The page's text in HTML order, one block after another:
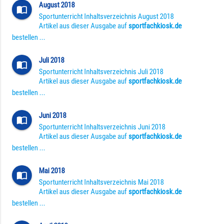
import_contacts
August 2018
Sportunterricht Inhaltsverzeichnis August 2018
Artikel aus dieser Ausgabe aufsportfachkiosk.de
bestellen ...
import_contacts
Juli 2018
Sportunterricht Inhaltsverzeichnis Juli 2018
Artikel aus dieser Ausgabe aufsportfachkiosk.de
bestellen ...
import_contacts
Juni 2018
Sportunterricht Inhaltsverzeichnis Juni 2018
Artikel aus dieser Ausgabe aufsportfachkiosk.de
bestellen ...
import_contacts
Mai 2018
Sportunterricht Inhaltsverzeichnis Mai 2018
Artikel aus dieser Ausgabe aufsportfachkiosk.de
bestellen ...